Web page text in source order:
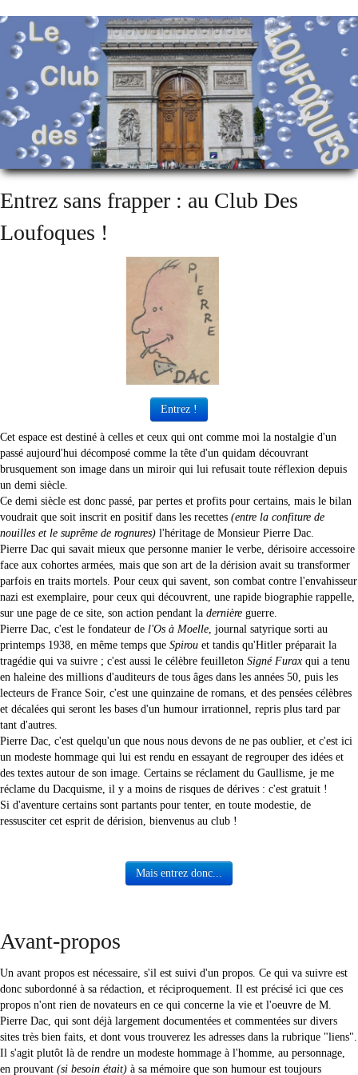
Entrez sans frapper : au Club Des
Loufoques !
Entrez !
Cet espace est destiné à celles et ceux qui ont comme moi la nostalgie d'un
passé aujourd'hui décomposé comme la tête d'un quidam découvrant
brusquement son image dans un miroir qui lui refusait toute réflexion depuis
un demi siècle.
Ce demi siècle est donc passé, par pertes et profits pour certains, mais le bilan
voudrait que soit inscrit en positif dans les recettes (entre la confiture de
nouilles et le suprême de rognures) l'héritage de Monsieur Pierre Dac.
Pierre Dac qui savait mieux que personne manier le verbe, dérisoire accessoire
face aux cohortes armées, mais que son art de la dérision avait su transformer
parfois en traits mortels. Pour ceux qui savent, son combat contre l'envahisseur
nazi est exemplaire, pour ceux qui découvrent, une rapide biographie rappelle,
sur une page de ce site, son action pendant la dernière guerre.
Pierre Dac, c'est le fondateur de l'Os à Moelle, journal satyrique sorti au
printemps 1938, en même temps que Spirou et tandis qu'Hitler préparait la
tragédie qui va suivre ; c'est aussi le célèbre feuilleton Signé Furax qui a tenu
en haleine des millions d'auditeurs de tous âges dans les années 50, puis les
lecteurs de France Soir, c'est une quinzaine de romans, et des pensées célèbres
et décalées qui seront les bases d'un humour irrationnel, repris plus tard par
tant d'autres.
Pierre Dac, c'est quelqu'un que nous nous devons de ne pas oublier, et c'est ici
un modeste hommage qui lui est rendu en essayant de regrouper des idées et
des textes autour de son image. Certains se réclament du Gaullisme, je me
réclame du Dacquisme, il y a moins de risques de dérives : c'est gratuit !
Si d'aventure certains sont partants pour tenter, en toute modestie, de
ressusciter cet esprit de dérision, bienvenus au club !
Mais entrez donc...
Avant-propos
Un avant propos est nécessaire, s'il est suivi d'un propos. Ce qui va suivre est
donc subordonné à sa rédaction, et réciproquement. Il est précisé ici que ces
propos n'ont rien de novateurs en ce qui concerne la vie et l'oeuvre de M.
Pierre Dac, qui sont déjà largement documentées et commentées sur divers
sites très bien faits, et dont vous trouverez les adresses dans la rubrique "liens".
Il s'agit plutôt là de rendre un modeste hommage à l'homme, au personnage,
en prouvant (si besoin était) à sa mémoire que son humour est toujours